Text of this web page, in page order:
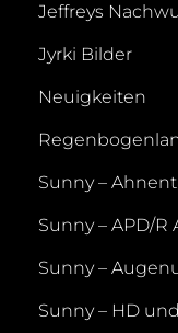
Jeffreys
Jyrki Bilder
Neuigkeiten
Sunny –
Sunny – APD/R
Sunny –
Sunny – HD